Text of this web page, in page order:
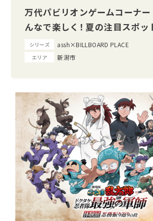
万代パビリオンゲームコーナ
んなで楽しく！ 夏の注目スポッ
シリーズ assh×BILLBOARD PLACE
エリア 新潟市